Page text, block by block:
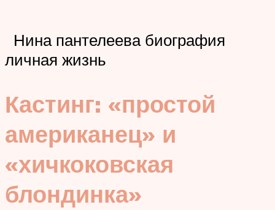
Нина пантелеева биография
личная жизнь
Кастинг: «простой
американец» и
«хичкоковская
блондинка»